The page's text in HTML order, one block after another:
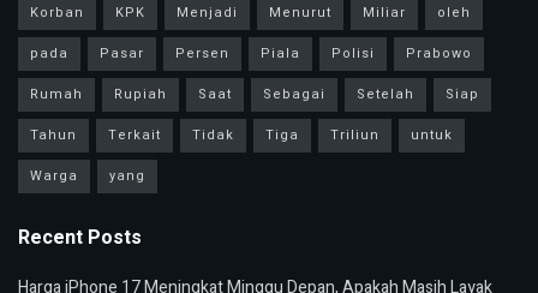
Korban
KPK Menjadi Menurut Miliar
oleh
pada
Pasar Persen Piala Polisi
Prabowo
Rumah
Rupiah Saat Sebagai Setelah
Siap
Tahun
Terkait Tidak Tiga Triliun
untuk
Warga
yang
Recent Posts
Harga iPhone 17 Meningkat Minggu Depan, Apakah Masih Layak